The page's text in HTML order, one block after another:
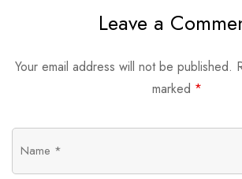
Leave a
Your email address will not be published.
marked *